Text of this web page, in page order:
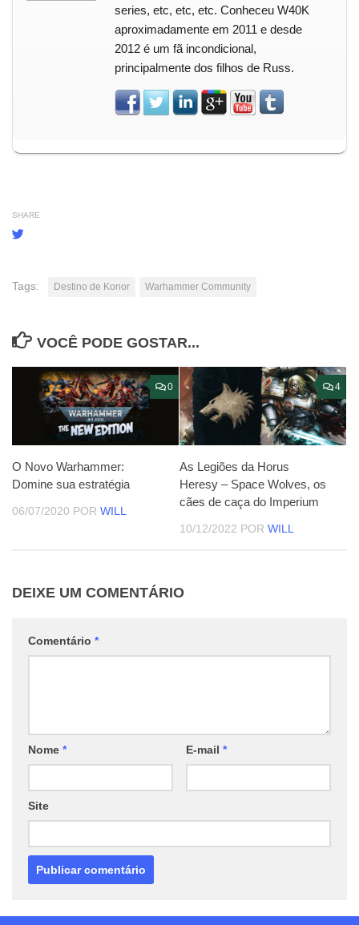
series, etc, etc, etc. Conheceu W40K
aproximadamente em 2011 e desde
2012 é um fã incondicional,
principalmente dos filhos de Russ.
SHARE
Tags: Destino de Konor Warhammer Community
VOCÊ PODE GOSTAR...
0
O Novo Warhammer:
Domine sua estratégia
06/07/2020 POR WILL
4
As Legiões da Horus
Heresy – Space Wolves, os
cães de caça do Imperium
10/12/2022 POR WILL
DEIXE UM COMENTÁRIO
Comentário *
Nome * E-mail *
Site